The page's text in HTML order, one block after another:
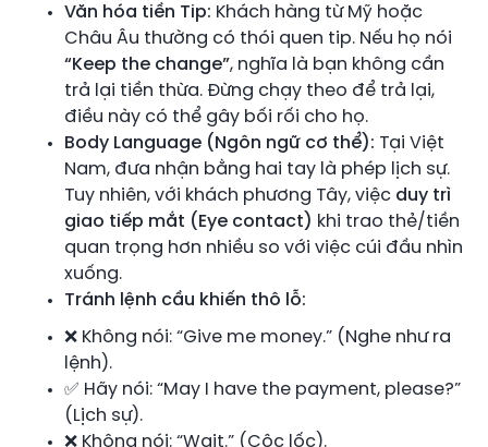
Văn hóa tiền Tip: Khách hàng từ Mỹ hoặc
Châu Âu thường có thói quen tip. Nếu họ nói
“Keep the change”, nghĩa là bạn không cần
trả lại tiền thừa. Đừng chạy theo để trả lại,
điều này có thể gây bối rối cho họ.
Body Language (Ngôn ngữ cơ thể): Tại Việt
Nam, đưa nhận bằng hai tay là phép lịch sự.
Tuy nhiên, với khách phương Tây, việc duy trì
giao tiếp mắt (Eye contact) khi trao thẻ/tiền
quan trọng hơn nhiều so với việc cúi đầu nhìn
xuống.
Tránh lệnh cầu khiến thô lỗ:
❌ Không nói: “Give me money.” (Nghe như ra
lệnh).
✅ Hãy nói: “May I have the payment, please?”
(Lịch sự).
❌ Không nói: “Wait.” (Cộc lốc).